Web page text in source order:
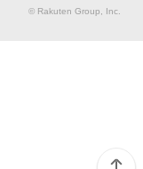
© Rakuten Group, Inc.